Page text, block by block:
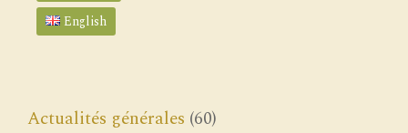
English
Actualités générales (60)